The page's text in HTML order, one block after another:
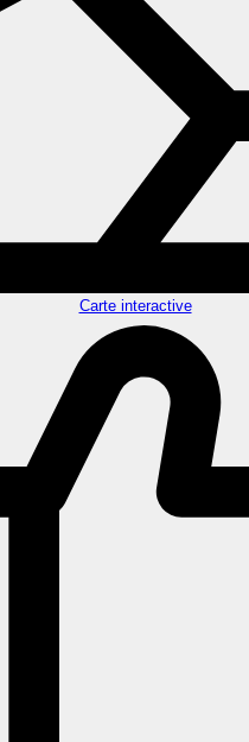
Carte interactive